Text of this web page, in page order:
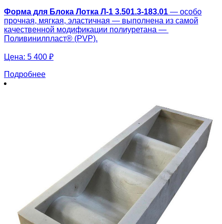
Форма для Блока Лотка Л-1 3.501.3-183.01 — особо
прочная, мягкая, эластичная — выполнена из самой
качественной модификации полиуретана —
Поливинилпласт® (PVP).
Цена: 5 400 ₽
Подробнее